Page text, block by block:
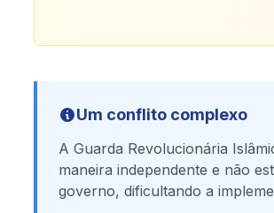
Um conflito complexo
A Guarda Revolucionária
maneira independente e não
governo, dificultando a